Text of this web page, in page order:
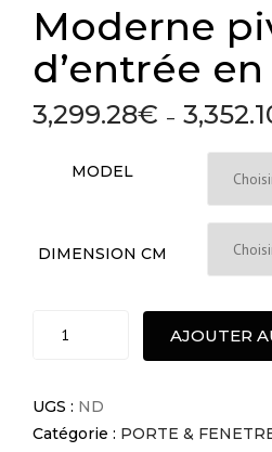
Moderne
d’entrée
3,299.28€ –
MODEL
DIMENSION CM
pivot
en
métal
AJOUTER
UGS : ND
Catégorie : PORTE &